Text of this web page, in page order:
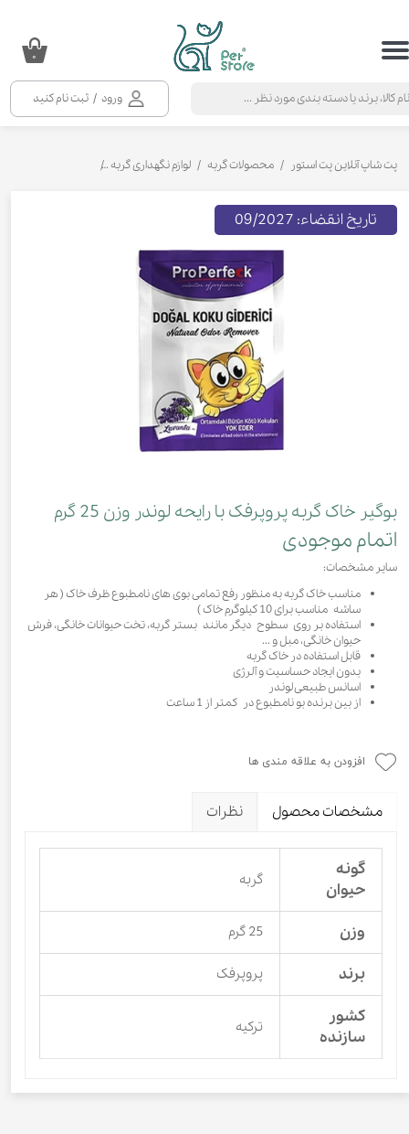
ورود / ثبت نام کنید
حساب کاربری من
خروج از حساب کاربری
۰
پت شاپ آنلاین پت استور محصولات گربه لوازم نگهداری گربه
بوگیر خاک گربه پروپرفک با رایحه لوندر وزن 25 گرم
اتمام موجودی
سایر مشخصات:
مناسب خاک گربه به منظور رفع تمامی بوی های نامطبوع ظرف خاک ( هر
ساشه مناسب برای 10 کیلوگرم خاک )
استفاده بر روی سطوح دیگر مانند بستر گربه، تخت حیوانات خانگی، فرش
حیوان خانگی، مبل و ...
قابل استفاده در خاک گربه
بدون ایجاد حساسیت و آلرژی
اسانس طبیعی لوندر
از بین برنده بو نامطبوع در کمتر از 1 ساعت
تاریخ انقضاء: 09/2027
افزودن به علاقه مندی ها
مشخصات محصول نظرات
گونه
حیوان
گربه
وزن 25 گرم
برند پروپرفک
کشور
سازنده
ترکیه